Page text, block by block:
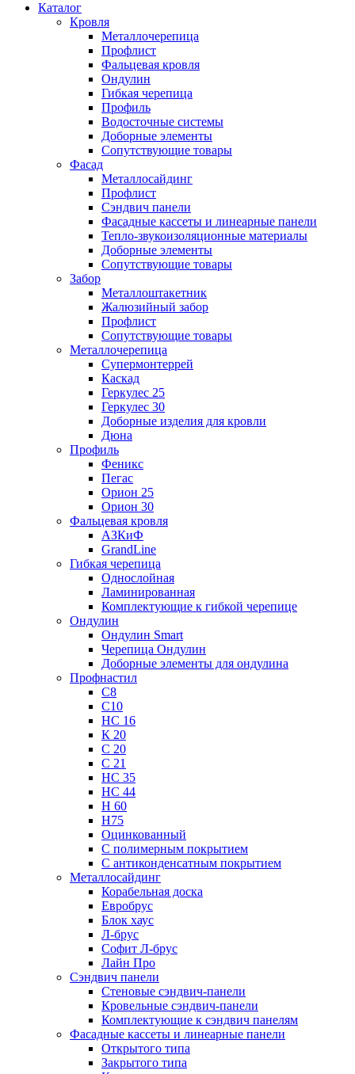
Каталог
Кровля
Металлочерепица
Профлист
Фальцевая кровля
Ондулин
Гибкая черепица
Профиль
Водосточные системы
Доборные элементы
Сопутствующие товары
Фасад
Металлосайдинг
Профлист
Сэндвич панели
Фасадные кассеты и линеарные панели
Тепло-звукоизоляционные материалы
Доборные элементы
Сопутствующие товары
Забор
Металлоштакетник
Жалюзийный забор
Профлист
Сопутствующие товары
Металлочерепица
Супермонтеррей
Каскад
Геркулес 25
Геркулес 30
Доборные изделия для кровли
Дюна
Профиль
Феникс
Пегас
Орион 25
Орион 30
Фальцевая кровля
АЗКиФ
GrandLine
Гибкая черепица
Однослойная
Ламинированная
Комплектующие к гибкой черепице
Ондулин
Ондулин Smart
Черепица Ондулин
Доборные элементы для ондулина
Профнастил
С8
С10
НС 16
К 20
С 20
С 21
НС 35
НС 44
Н 60
Н75
Оцинкованный
С полимерным покрытием
С антиконденсатным покрытием
Металлосайдинг
Корабельная доска
Евробрус
Блок хаус
Л-брус
Софит Л-брус
Лайн Про
Сэндвич панели
Стеновые сэндвич-панели
Кровельные сэндвич-панели
Комплектующие к сэндвич панелям
Фасадные кассеты и линеарные панели
Открытого типа
Закрытого типа